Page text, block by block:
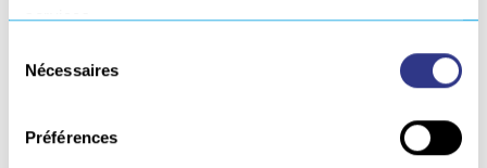
services.
Nécessaires
Préférences
SERVISOUD continuera d’exister sous son nom propre et
sous la direction générale de Claude RICHARD qui était
associé au Fondateur de l’entreprise Patrice RONDEAU
depuis 4 ans. L’activité des sites est également